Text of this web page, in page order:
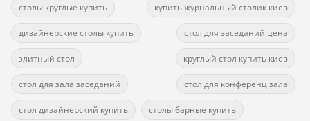
столы круглые купить купить журнальный столик киев
дизайнерские столы купить стол для заседаний цена
элитный стол круглый стол купить киев
стол для зала заседаний стол для конференц зала
стол дизайнерский купить столы барные купить